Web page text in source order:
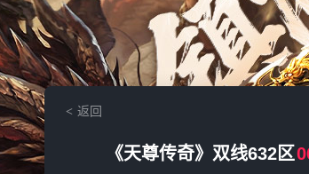
返回
《天尊传奇》双线632区